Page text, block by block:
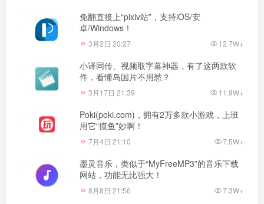
免翻直接上“pixiv站”，支持iOS/安
卓/Windows！
3月2日 20:27 12.7W+
小译同传、视频取字幕神器，有了这两款软
件，看懂岛国片不用愁？
3月17日 21:39 11.9W+
Poki(poki.com)，拥有2万多款小游戏，上班
用它“摸鱼”妙啊！
7月4日 21:10 7.5W+
墨灵音乐，类似于“MyFreeMP3”的音乐下载
网站，功能无比强大！
8月8日 21:56 7.3W+